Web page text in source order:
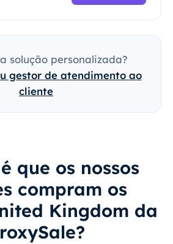
solução personalizada?
gestor de atendimento ao
cliente
que os nossos
compram os
Kingdom da